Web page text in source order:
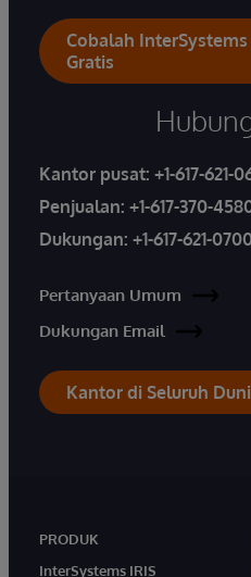
Cobalah InterSystems
Gratis
Kantor pusat: +1-617-621-
Penjualan: +1-617-370-
Dukungan: +1-617-621-
Pertanyaan Umum
Dukungan Email
Kantor di Seluruh
PRODUK
InterSystems IRIS